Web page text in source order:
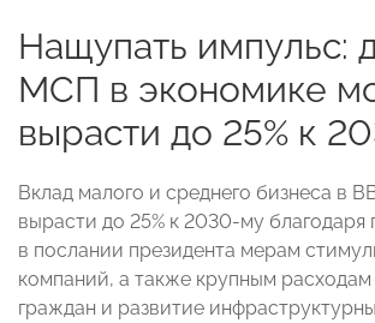
Нащупать импульс:
МСП в экономике
вырасти до 25% к
Вклад малого и среднего бизнеса в
вырасти до 25% к 2030-му благодаря
в послании президента мерам
компаний, а также крупным
граждан и развитие